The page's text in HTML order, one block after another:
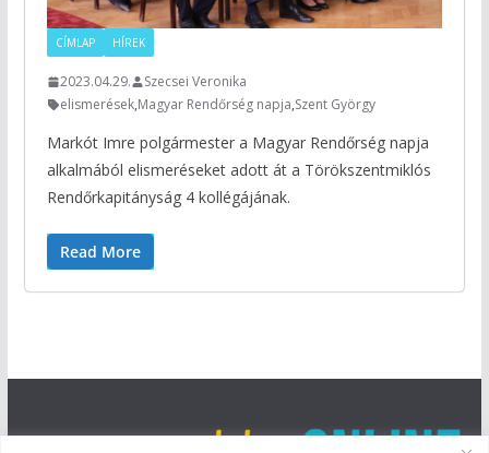
CÍMLAP HÍREK
2023.04.29.
Szecsei Veronika
elismerések,Magyar Rendőrség napja,Szent György
Markót Imre polgármester a Magyar Rendőrség napja
alkalmából elismeréseket adott át a Törökszentmiklós
Rendőrkapitányság 4 kollégájának.
Read More